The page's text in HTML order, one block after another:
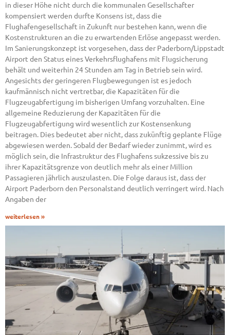
in dieser Höhe nicht durch die kommunalen Gesellschafter
kompensiert werden durfte Konsens ist, dass die
Flughafengesellschaft in Zukunft nur bestehen kann, wenn die
Kostenstrukturen an die zu erwartenden Erlöse angepasst werden.
Im Sanierungskonzept ist vorgesehen, dass der Paderborn/Lippstadt
Airport den Status eines Verkehrsflughafens mit Flugsicherung
behält und weiterhin 24 Stunden am Tag in Betrieb sein wird.
Angesichts der geringeren Flugbewegungen ist es jedoch
kaufmännisch nicht vertretbar, die Kapazitäten für die
Flugzeugabfertigung im bisherigen Umfang vorzuhalten. Eine
allgemeine Reduzierung der Kapazitäten für die
Flugzeugabfertigung wird wesentlich zur Kostensenkung
beitragen. Dies bedeutet aber nicht, dass zukünftig geplante Flüge
abgewiesen werden. Sobald der Bedarf wieder zunimmt, wird es
möglich sein, die Infrastruktur des Flughafens sukzessive bis zu
ihrer Kapazitätsgrenze von deutlich mehr als einer Million
Passagieren jährlich auszulasten. Die Folge daraus ist, dass der
Airport Paderborn den Personalstand deutlich verringert wird. Nach
Angaben der
weiterlesen »